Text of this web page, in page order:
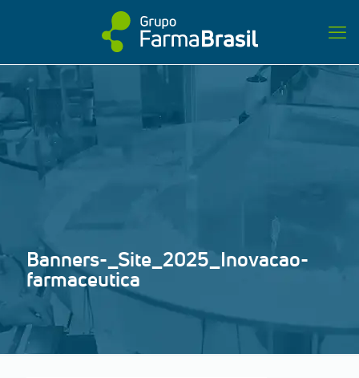
Banners-_Site_2025_Inovacao-
farmaceutica